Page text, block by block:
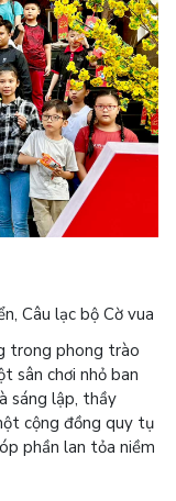
Câu lạc bộ Cờ vua
trong phong trào
sân chơi nhỏ ban
sáng lập, thầy
cộng đồng quy tụ
phần lan tỏa niềm